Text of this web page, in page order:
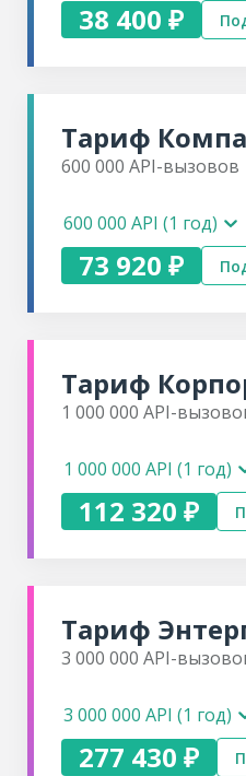
38 400 ₽
Тариф
600 000 API-вызовов
600 000 API (1 год)
73 920 ₽
Тариф
1 000 000 API-
1 000 000 API (1 год)
112 320 ₽
Тариф
3 000 000 API-
3 000 000 API (1 год)
277 430 ₽